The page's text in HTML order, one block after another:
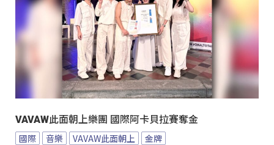
VAVAW此面朝上樂團 國際阿卡貝拉賽奪金
國際 音樂 VAVAW此面朝上 金牌